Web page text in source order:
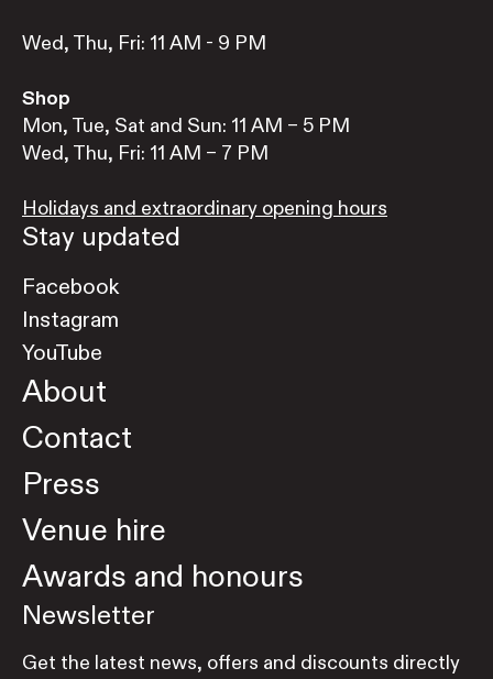
Wed, Thu, Fri: 11 AM - 9 PM
Shop
Mon, Tue, Sat and Sun: 11 AM – 5 PM
Wed, Thu, Fri: 11 AM – 7 PM
Holidays and extraordinary opening hours
Stay updated
Facebook
Instagram
YouTube
About
Contact
Press
Venue hire
Awards and honours
Newsletter
Get the latest news, offers and discounts directly